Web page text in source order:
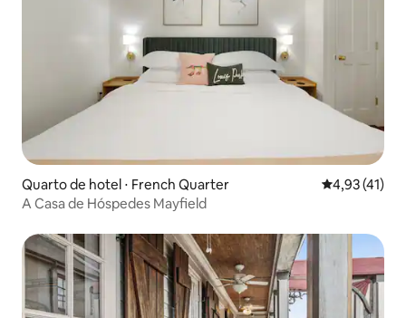
Quarto de hotel ⋅ French Quarter 4,93 de uma
4,93 (41)
A Casa de Hóspedes Mayfield